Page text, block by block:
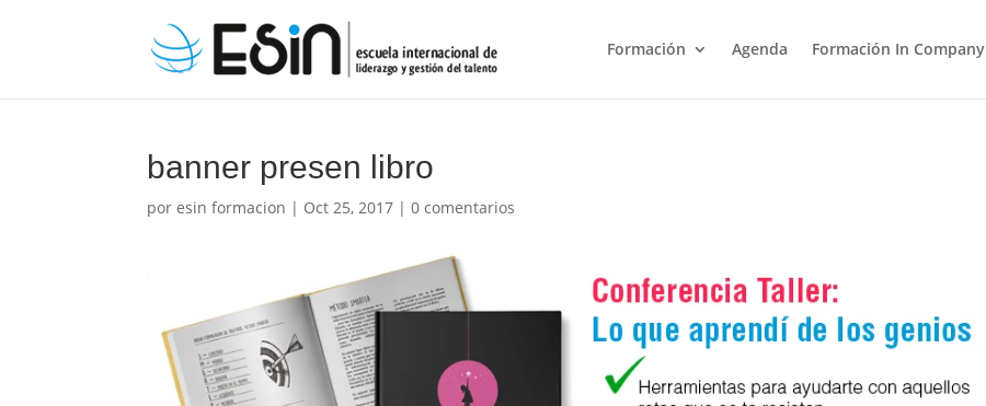
Formación Agenda Formación In Company
banner presen libro
poresin formacion | Oct 25, 2017 |0 comentarios